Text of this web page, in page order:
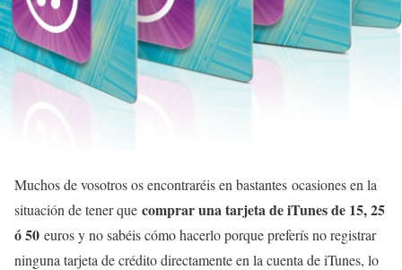
Muchos de vosotros os encontraréis en bastantes ocasiones en la
situación de tener que comprar una tarjeta de iTunes de 15, 25
ó 50 euros y no sabéis cómo hacerlo porque preferís no registrar
ninguna tarjeta de crédito directamente en la cuenta de iTunes, lo